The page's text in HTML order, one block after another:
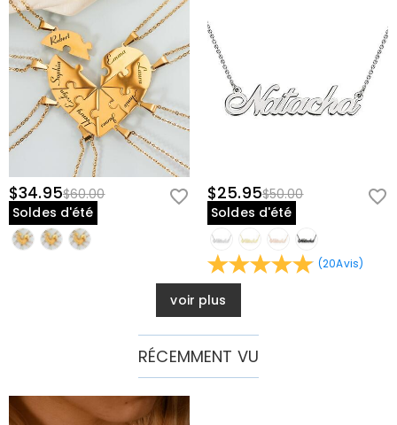
$34.95$60.00
Soldes d'été
$25.95$50.00
Soldes d'été
(20Avis)
voir plus
RÉCEMMENT VU